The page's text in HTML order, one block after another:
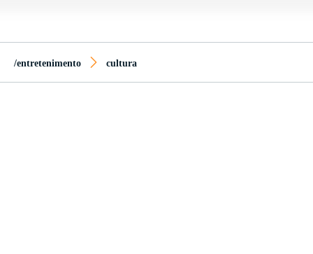
/entretenimento cultura